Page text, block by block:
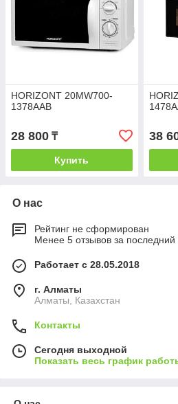
HORIZONT 20MW700-
1378AAB
28 800 ₸
Купить
38
О нас
Рейтинг не сформирован
Менее 5 отзывов за последний
Работает с 28.05.2018
г. Алматы
Алматы, Казахстан
Контакты
Сегодня выходной
Показать весь график